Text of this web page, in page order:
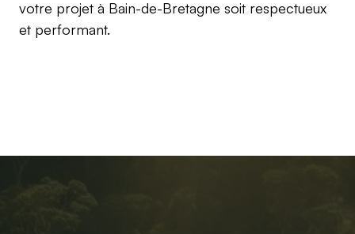
votre projet à Bain-de-Bretagne soit respectueux
et performant.